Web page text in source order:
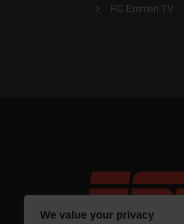
We value your privacy
FC Emmen TV